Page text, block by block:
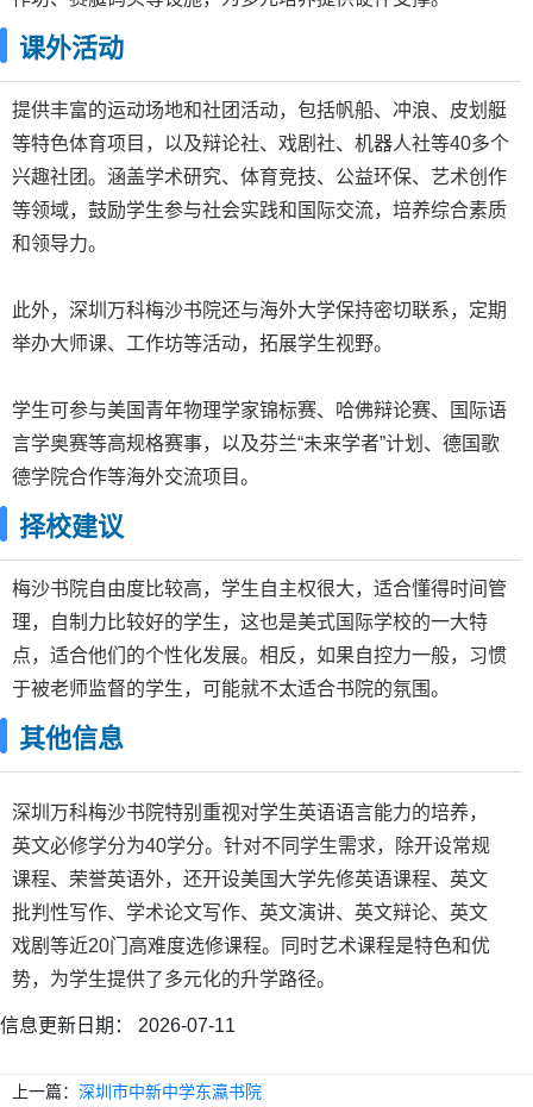
课外活动
提供丰富的运动场地和社团活动，包括帆船、冲浪、皮划艇
等特色体育项目，以及辩论社、戏剧社、机器人社等40多个
兴趣社团。涵盖学术研究、体育竞技、公益环保、艺术创作
等领域，鼓励学生参与社会实践和国际交流，培养综合素质
和领导力。
此外，深圳万科梅沙书院还与海外大学保持密切联系，定期
举办大师课、工作坊等活动，拓展学生视野。
学生可参与美国青年物理学家锦标赛、哈佛辩论赛、国际语
言学奥赛等高规格赛事，以及芬兰“未来学者”计划、德国歌
德学院合作等海外交流项目。
择校建议
梅沙书院自由度比较高，学生自主权很大，适合懂得时间管
理，自制力比较好的学生，这也是美式国际学校的一大特
点，适合他们的个性化发展。相反，如果自控力一般，习惯
于被老师监督的学生，可能就不太适合书院的氛围。
其他信息
深圳万科梅沙书院特别重视对学生英语语言能力的培养，
英文必修学分为40学分。针对不同学生需求，除开设常规
课程、荣誉英语外，还开设美国大学先修英语课程、英文
批判性写作、学术论文写作、英文演讲、英文辩论、英文
戏剧等近20门高难度选修课程。同时艺术课程是特色和优
势，为学生提供了多元化的升学路径。
信息更新日期： 2026-07-11
上一篇： 深圳市中新中学东瀛书院